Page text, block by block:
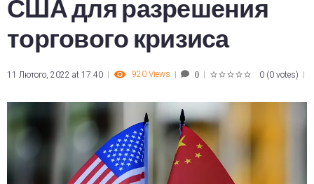
США для разрешения
торгового кризиса
11 Лютого, 2022 at 17:40 920 Views 0 0 (0 votes)